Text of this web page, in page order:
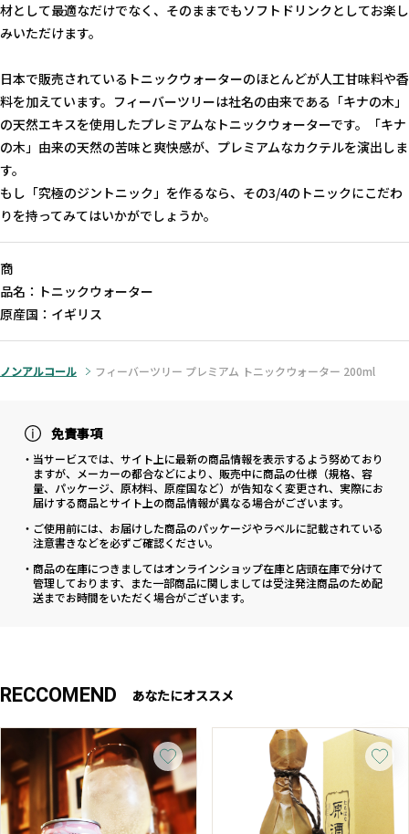
材として最適なだけでなく、そのままでもソフトドリンクとしてお楽し
みいただけます。
日本で販売されているトニックウォーターのほとんどが人工甘味料や香
料を加えています。フィーバーツリーは社名の由来である「キナの木」
の天然エキスを使用したプレミアムなトニックウォーターです。「キナ
の木」由来の天然の苦味と爽快感が、プレミアムなカクテルを演出しま
す。
もし「究極のジントニック」を作るなら、その3/4のトニックにこだわ
りを持ってみてはいかがでしょうか。
商
品名：トニックウォーター
原産国：イギリス
ノンアルコール フィーバーツリー プレミアム トニックウォーター 200ml
免責事項
・当サービスでは、サイト上に最新の商品情報を表示するよう努めており
ますが、メーカーの都合などにより、販売中に商品の仕様（規格、容
量、パッケージ、原材料、原産国など）が告知なく変更され、実際にお
届けする商品とサイト上の商品情報が異なる場合がございます。
・ご使用前には、お届けした商品のパッケージやラベルに記載されている
注意書きなどを必ずご確認ください。
・商品の在庫につきましてはオンラインショップ在庫と店頭在庫で分けて
管理しております、また一部商品に関しましては受注発注商品のため配
送までお時間をいただく場合がございます。
RECCOMEND あなたにオススメ